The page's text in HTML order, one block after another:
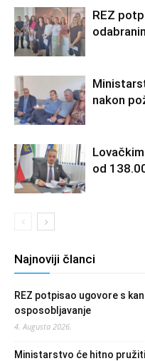
REZ
nakon
od
Najnoviji članci
REZ potpisao ugovore s
osposobljavanje
4. Augusta 2026.
Ministarstvo će hitno